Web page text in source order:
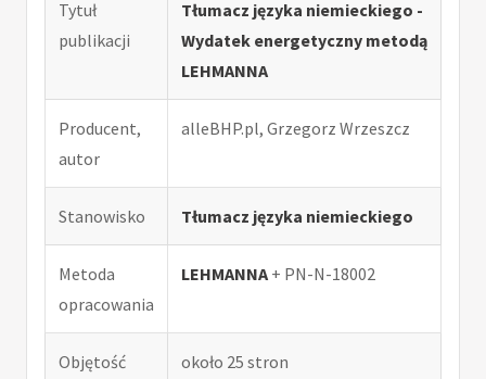
Tytuł
publikacji
Tłumacz języka niemieckiego -
Wydatek energetyczny metodą
LEHMANNA
Producent,
autor
alleBHP.pl, Grzegorz Wrzeszcz
Stanowisko Tłumacz języka niemieckiego
Metoda
opracowania
LEHMANNA + PN-N-18002
Objętość około 25 stron